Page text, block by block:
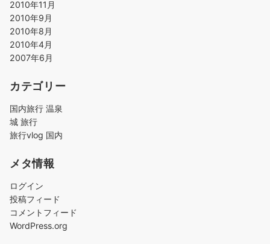
2010年11月
2010年9月
2010年8月
2010年4月
2007年6月
カテゴリー
国内旅行 温泉
城 旅行
旅行vlog 国内
メタ情報
ログイン
投稿フィード
コメントフィード
WordPress.org